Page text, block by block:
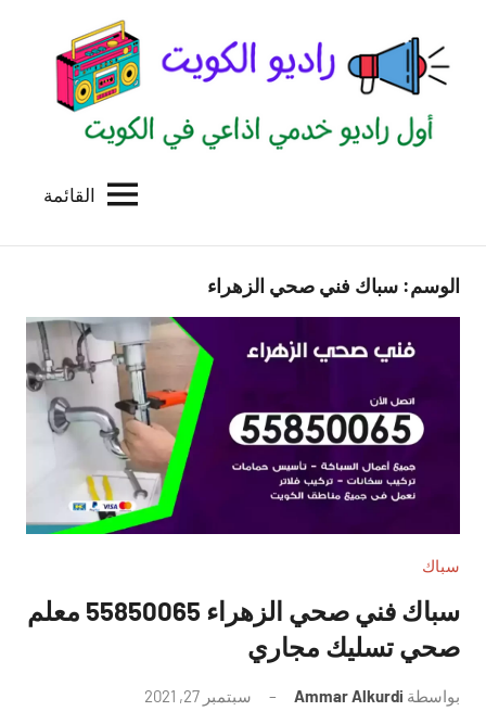
المحتوى
الكويت
للاعلانات
القائمة
الوسم: سباك فني صحي الزهراء
سباك
سباك فني صحي الزهراء 55850065 معلم
صحي تسليك مجاري
بواسطة Ammar Alkurdi سبتمبر 27, 2021